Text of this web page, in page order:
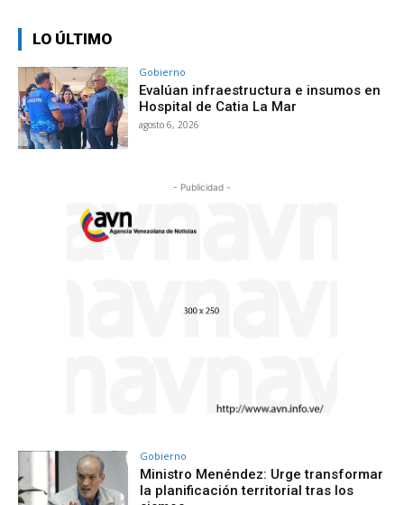
LO ÚLTIMO
Gobierno
Evalúan infraestructura e insumos en
Hospital de Catia La Mar
agosto 6, 2026
- Publicidad -
Gobierno
Ministro Menéndez: Urge transformar
la planificación territorial tras los